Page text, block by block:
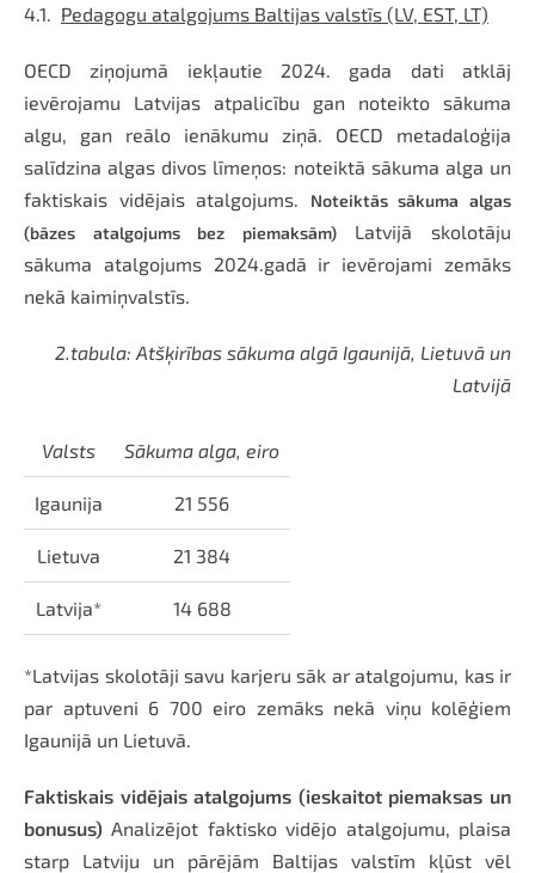
4.1. Pedagogu atalgojums Baltijas valstīs (LV, EST, LT)
OECD ziņojumā iekļautie 2024. gada dati atklāj
ievērojamu Latvijas atpalicību gan noteikto sākuma
algu, gan reālo ienākumu ziņā. OECD metadaloģija
salīdzina algas divos līmeņos: noteiktā sākuma alga un
faktiskais vidējais atalgojums.
Noteiktās sākuma algas
(bāzes atalgojums bez piemaksām)Latvijā skolotāju
sākuma atalgojums 2024.gadā ir ievērojami zemāks
nekā kaimiņvalstīs.
2.tabula: Atšķirības sākuma algā Igaunijā, Lietuvā un
Latvijā
Valsts Sākuma alga, eiro
Igaunija 21 556
Lietuva 21 384
Latvija* 14 688
*Latvijas skolotāji savu karjeru sāk ar atalgojumu, kas ir
par aptuveni 6 700 eiro zemāks nekā viņu kolēģiem
Igaunijā un Lietuvā.
Faktiskais vidējais atalgojums (ieskaitot piemaksas un
bonusus) Analizējot faktisko vidējo atalgojumu, plaisa
starp Latviju un pārējām Baltijas valstīm kļūst vēl